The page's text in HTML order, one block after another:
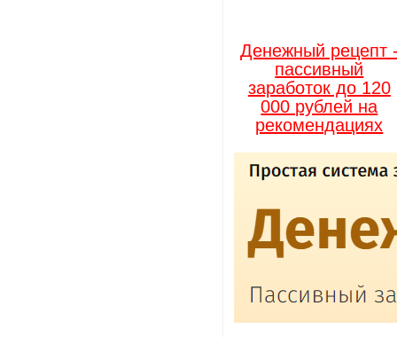
Денежный рецепт
пассивный
заработок до 120
000 рублей на
рекомендациях